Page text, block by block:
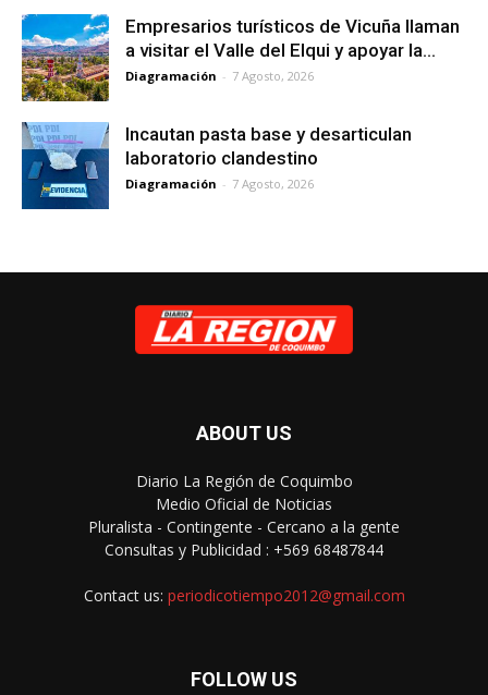
Empresarios turísticos de Vicuña llaman
a visitar el Valle del Elqui y apoyar la...
Diagramación - 7 Agosto, 2026
Incautan pasta base y desarticulan
laboratorio clandestino
Diagramación - 7 Agosto, 2026
ABOUT US
Diario La Región de Coquimbo
Medio Oficial de Noticias
Pluralista - Contingente - Cercano a la gente
Consultas y Publicidad : +569 68487844
Contact us: periodicotiempo2012@gmail.com
FOLLOW US